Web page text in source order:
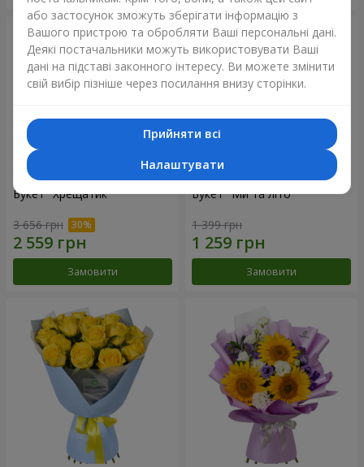
Букет "Хрещатик"
3 656 грн
Замовити
Букет "Ми та літо"
1 399 грн
Замовити
або застосунок зможуть зберігати інформацію з
Вашого пристрою та обробляти Ваші персональні дані.
Деякі постачальники можуть використовувати Ваші
дані на підставі законного інтересу. Ви можете змінити
свій вибір пізніше через посилання внизу сторінки.
Прийняти всі
Налаштувати